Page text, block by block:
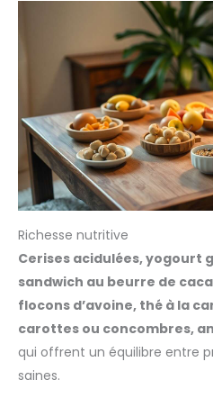
Richesse nutritive
Cerises acidulées, yogourt
sandwich au beurre de
flocons d’avoine, thé à la
carottes ou concombres,
qui offrent un équilibre entre
saines.